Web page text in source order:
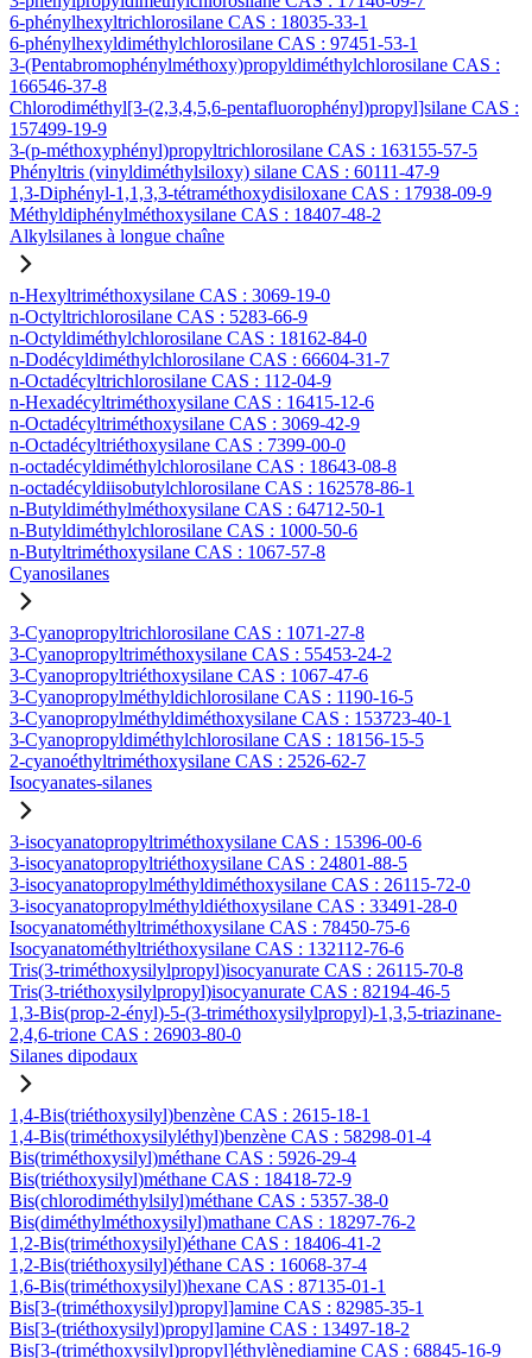
6-phénylhexyltrichlorosilane CAS : 18035-33-1
6-phénylhexyldiméthylchlorosilane CAS : 97451-53-1
3-(Pentabromophénylméthoxy)propyldiméthylchlorosilane CAS :
166546-37-8
Chlorodiméthyl[3-(2,3,4,5,6-pentafluorophényl)propyl]silane CAS :
157499-19-9
3-(p-méthoxyphényl)propyltrichlorosilane CAS : 163155-57-5
Phényltris (vinyldiméthylsiloxy) silane CAS : 60111-47-9
1,3-Diphényl-1,1,3,3-tétraméthoxydisiloxane CAS : 17938-09-9
Méthyldiphénylméthoxysilane CAS : 18407-48-2
Alkylsilanes à longue chaîne
n-Hexyltriméthoxysilane CAS : 3069-19-0
n-Octyltrichlorosilane CAS : 5283-66-9
n-Octyldiméthylchlorosilane CAS : 18162-84-0
n-Dodécyldiméthylchlorosilane CAS : 66604-31-7
n-Octadécyltrichlorosilane CAS : 112-04-9
n-Hexadécyltriméthoxysilane CAS : 16415-12-6
n-Octadécyltriméthoxysilane CAS : 3069-42-9
n-Octadécyltriéthoxysilane CAS : 7399-00-0
n-octadécyldiméthylchlorosilane CAS : 18643-08-8
n-octadécyldiisobutylchlorosilane CAS : 162578-86-1
n-Butyldiméthylméthoxysilane CAS : 64712-50-1
n-Butyldiméthylchlorosilane CAS : 1000-50-6
n-Butyltriméthoxysilane CAS : 1067-57-8
Cyanosilanes
3-Cyanopropyltrichlorosilane CAS : 1071-27-8
3-Cyanopropyltriméthoxysilane CAS : 55453-24-2
3-Cyanopropyltriéthoxysilane CAS : 1067-47-6
3-Cyanopropylméthyldichlorosilane CAS : 1190-16-5
3-Cyanopropylméthyldiméthoxysilane CAS : 153723-40-1
3-Cyanopropyldiméthylchlorosilane CAS : 18156-15-5
2-cyanoéthyltriméthoxysilane CAS : 2526-62-7
Isocyanates-silanes
3-isocyanatopropyltriméthoxysilane CAS : 15396-00-6
3-isocyanatopropyltriéthoxysilane CAS : 24801-88-5
3-isocyanatopropylméthyldiméthoxysilane CAS : 26115-72-0
3-isocyanatopropylméthyldiéthoxysilane CAS : 33491-28-0
Isocyanatométhyltriméthoxysilane CAS : 78450-75-6
Isocyanatométhyltriéthoxysilane CAS : 132112-76-6
Tris(3-triméthoxysilylpropyl)isocyanurate CAS : 26115-70-8
Tris(3-triéthoxysilylpropyl)isocyanurate CAS : 82194-46-5
1,3-Bis(prop-2-ényl)-5-(3-triméthoxysilylpropyl)-1,3,5-triazinane-
2,4,6-trione CAS : 26903-80-0
Silanes dipodaux
1,4-Bis(triéthoxysilyl)benzène CAS : 2615-18-1
1,4-Bis(triméthoxysilyléthyl)benzène CAS : 58298-01-4
Bis(triméthoxysilyl)méthane CAS : 5926-29-4
Bis(triéthoxysilyl)méthane CAS : 18418-72-9
Bis(chlorodiméthylsilyl)méthane CAS : 5357-38-0
Bis(diméthylméthoxysilyl)mathane CAS : 18297-76-2
1,2-Bis(triméthoxysilyl)éthane CAS : 18406-41-2
1,2-Bis(triéthoxysilyl)éthane CAS : 16068-37-4
1,6-Bis(triméthoxysilyl)hexane CAS : 87135-01-1
Bis[3-(triméthoxysilyl)propyl]amine CAS : 82985-35-1
Bis[3-(triéthoxysilyl)propyl]amine CAS : 13497-18-2
Bis[3-(triméthoxysilyl)propyl]éthylènediamine CAS : 68845-16-9